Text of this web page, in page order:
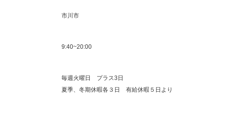
市川市
9:40~20:00
毎週火曜日 プラス3日
夏季、冬期休暇各３日 有給休暇５日より